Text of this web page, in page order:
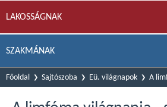
LAKOSSÁGNAK
SZAKMÁNAK
Főoldal Sajtószoba Eü. világnapok A